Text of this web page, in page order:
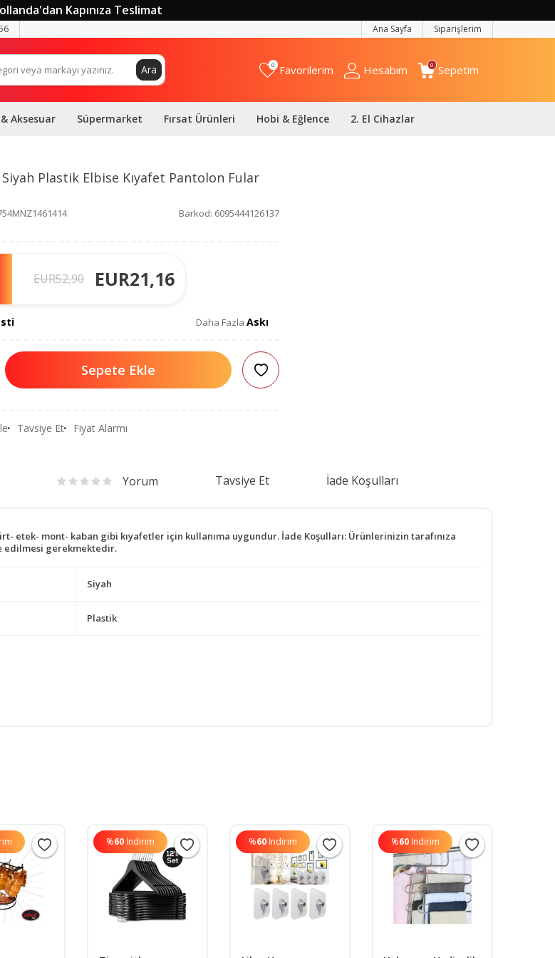
Kapınıza Teslimat
Ana Sayfa Siparişlerim
Ara 0 Favorilerim Hesabım 0 Sepetim
Aksesuar Süpermarket Fırsat Ürünleri Hobi & Eğlence 2. El Cihazlar
Plastik Elbise Kıyafet Pantolon Fular
Barkod: 6095444126137
EUR52,90 EUR21,16
Daha Fazla Askı
Sepete Ekle
Tavsiye Et Fiyat Alarmı
Yorum Tavsiye Et İade Koşulları
etek- mont- kaban gibi kıyafetler için kullanıma uygundur. İade Koşulları: Ürünlerinizin tarafınıza
edilmesi gerekmektedir.
Siyah
Plastik
%60 İndirim %60 İndirim %60 İndirim